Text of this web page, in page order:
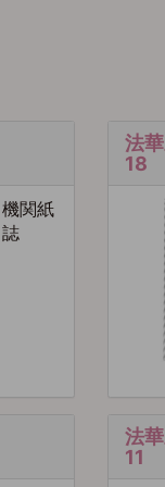
機関紙
誌
法
18
法
11